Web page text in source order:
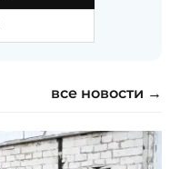
все новости →